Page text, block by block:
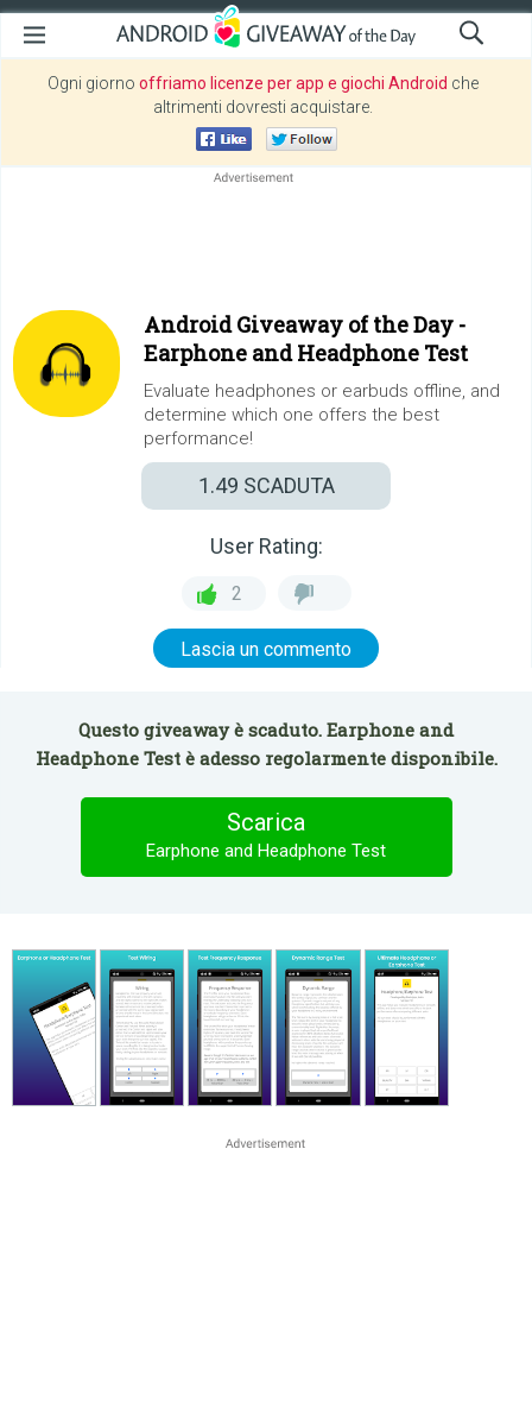
Ogni giorno offriamo licenze per app e giochi Android che
altrimenti dovresti acquistare.
Android Giveaway of the Day -
Earphone and Headphone Test
Evaluate headphones or earbuds offline, and
determine which one offers the best
performance!
1.49 SCADUTA
User Rating:
2
Lascia un commento
Questo giveaway è scaduto. Earphone and
Headphone Test è adesso regolarmente disponibile.
Scarica
Earphone and Headphone Test